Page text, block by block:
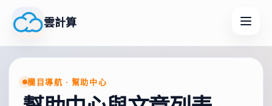
雲計算
欄目導航 · 幫助中心